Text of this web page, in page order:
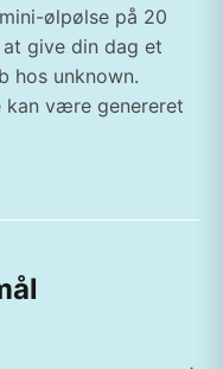
ølpølse på 20
give din dag et
hos unknown.
kan være genereret